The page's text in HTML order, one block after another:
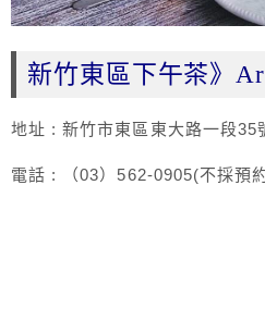
新竹東區下午茶》
地址 : 新竹市東區東大路一段35
電話 : （03）562-0905(不採預